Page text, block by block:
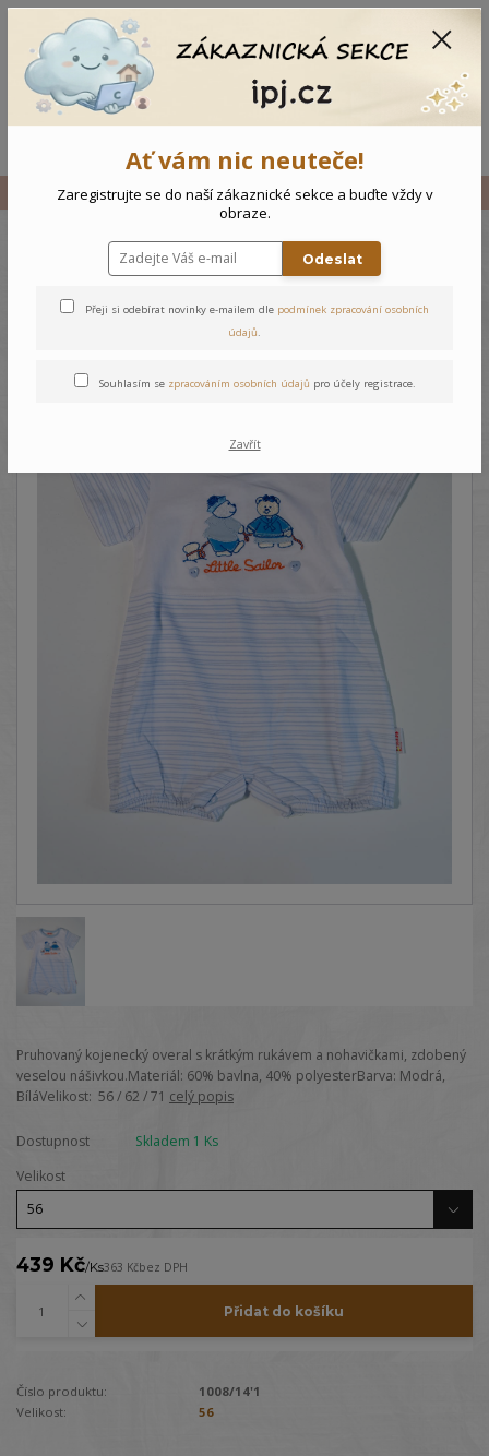
Vše Kojenecký overal Medvídci
Kojenecký overal Medvídci
Pruhovaný kojenecký overal s krátkým rukávem a nohavičkami, zdobený
veselou nášivkou.Materiál: 60% bavlna, 40% polyesterBarva: Modrá,
BíláVelikost: 56 / 62 / 71 celý popis
Dostupnost
Skladem 1 Ks
Velikost
439 Kč/Ks363 Kčbez DPH
Přidat do košíku
Číslo produktu:
1008/14'1
Velikost:
56
Ať vám nic neuteče!
Zaregistrujte se do naší zákaznické sekce a buďte vždy v
obraze.
Odeslat
Přeji si odebírat novinky e-mailem dle podmínek zpracování osobních
údajů.
Souhlasím se zpracováním osobních údajů pro účely registrace.
Zavřít